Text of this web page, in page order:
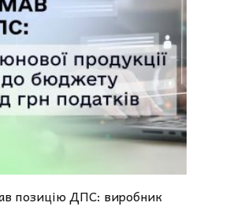
позицію ДПС: виробник